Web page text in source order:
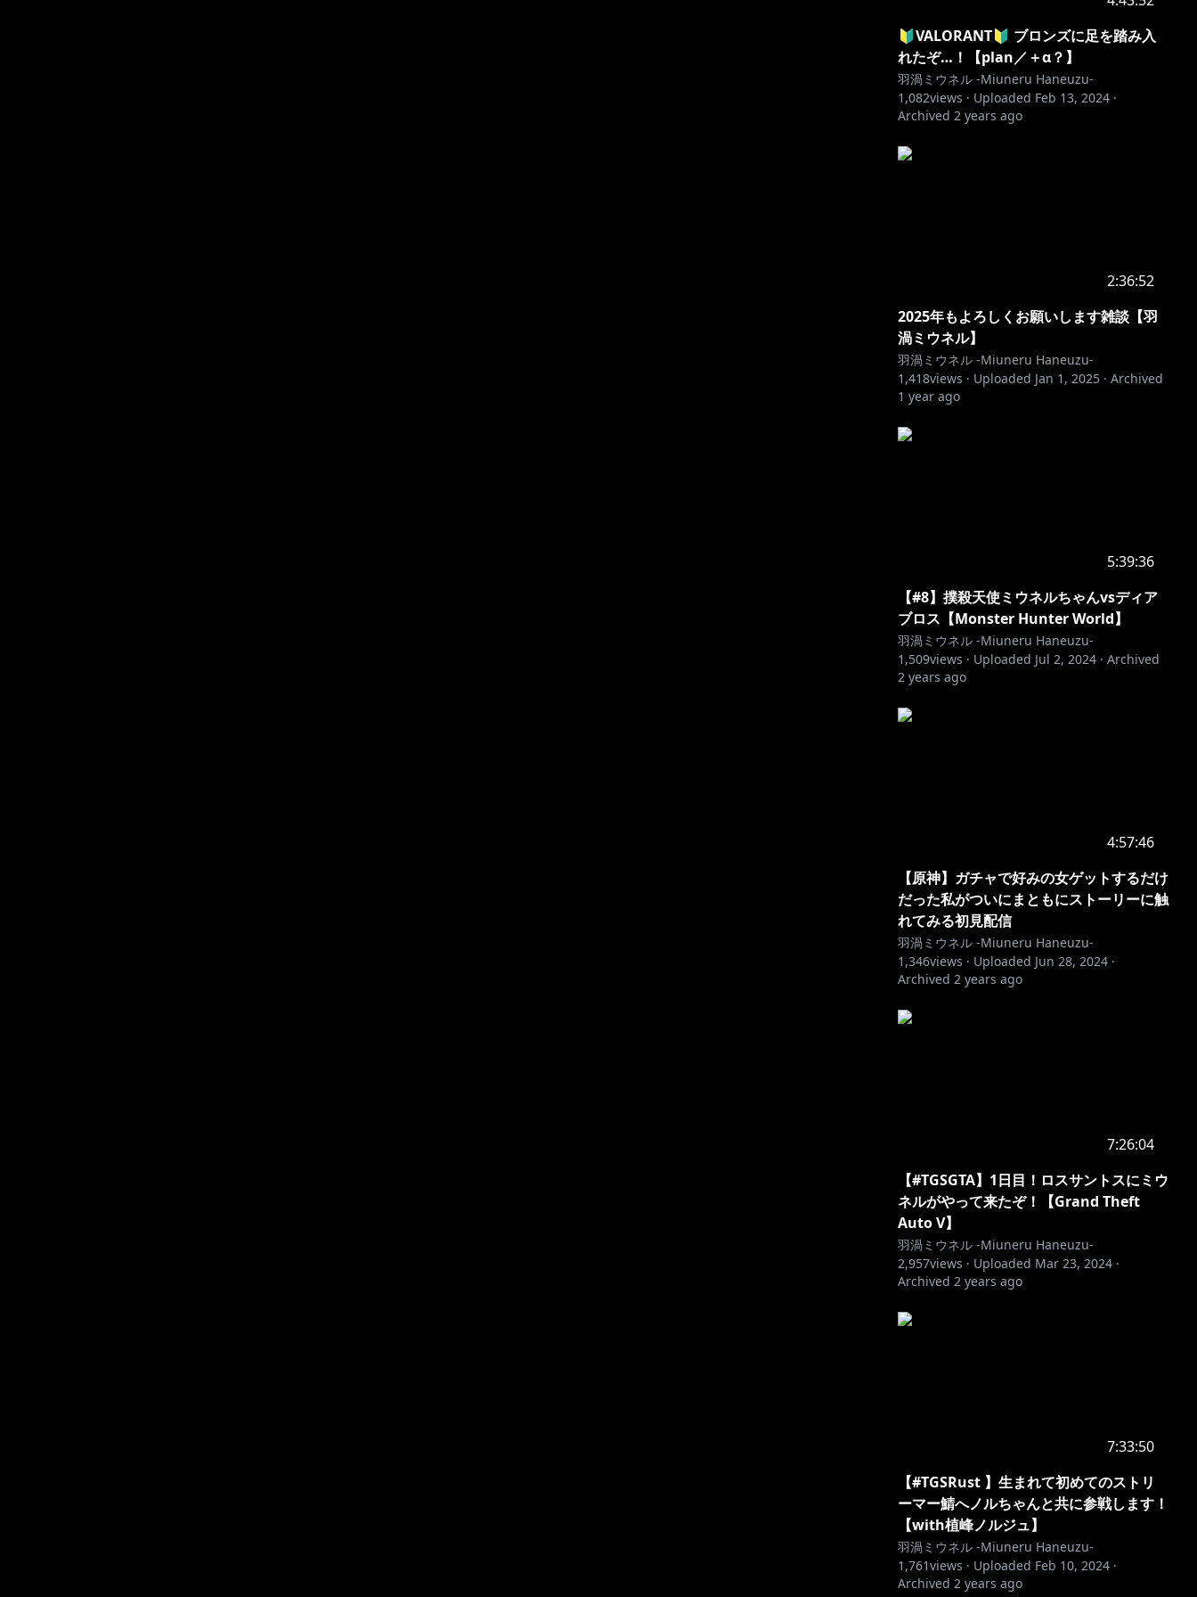
🔰VALORANT🔰 ブロンズに足を踏み入
れたぞ…！【plan／＋α？】
羽渦ミウネル -Miuneru Haneuzu-
1,082views · Uploaded Feb 13, 2024 ·
Archived 2 years ago
2:36:52
2025年もよろしくお願いします雑談【羽
渦ミウネル】
羽渦ミウネル -Miuneru Haneuzu-
1,418views · Uploaded Jan 1, 2025 · Archived
1 year ago
5:39:36
【#8】撲殺天使ミウネルちゃんvsディア
ブロス【Monster Hunter World】
羽渦ミウネル -Miuneru Haneuzu-
1,509views · Uploaded Jul 2, 2024 · Archived
2 years ago
4:57:46
【原神】ガチャで好みの女ゲットするだけ
だった私がついにまともにストーリーに触
れてみる初見配信
羽渦ミウネル -Miuneru Haneuzu-
1,346views · Uploaded Jun 28, 2024 ·
Archived 2 years ago
7:26:04
【#TGSGTA】1日目！ロスサントスにミウ
ネルがやって来たぞ！【Grand Theft
Auto V】
羽渦ミウネル -Miuneru Haneuzu-
2,957views · Uploaded Mar 23, 2024 ·
Archived 2 years ago
7:33:50
【#TGSRust 】生まれて初めてのストリ
ーマー鯖へノルちゃんと共に参戦します！
【with植峰ノルジュ】
羽渦ミウネル -Miuneru Haneuzu-
1,761views · Uploaded Feb 10, 2024 ·
Archived 2 years ago